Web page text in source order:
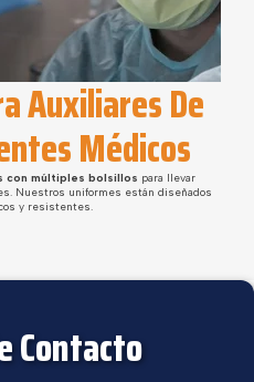
Auxiliares De
Médicos
con múltiples bolsillos para llevar
Nuestros uniformes están diseñados
y resistentes.
Contacto